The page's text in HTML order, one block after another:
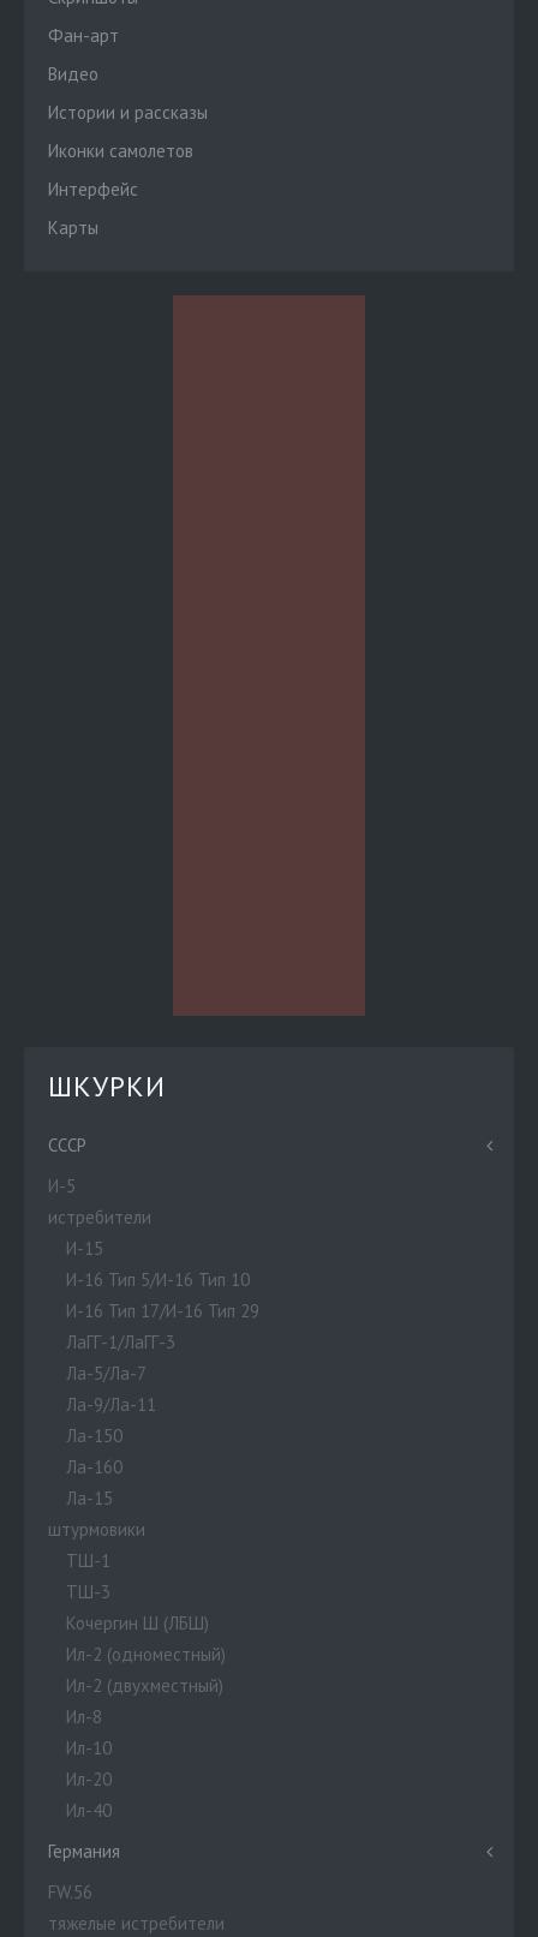
Фан-арт
Видео
Истории и рассказы
Иконки самолетов
Интерфейс
Карты
ШКУРКИ
СССР
И-5
истребители
И-15
И-16 Тип 5/И-16 Тип 10
И-16 Тип 17/И-16 Тип 29
ЛаГГ-1/ЛаГГ-3
Ла-5/Ла-7
Ла-9/Ла-11
Ла-150
Ла-160
Ла-15
штурмовики
ТШ-1
ТШ-3
Кочергин Ш (ЛБШ)
Ил-2 (одноместный)
Ил-2 (двухместный)
Ил-8
Ил-10
Ил-20
Ил-40
Германия
FW.56
тяжелые истребители